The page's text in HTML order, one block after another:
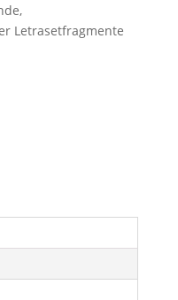
Letrasetfragmente